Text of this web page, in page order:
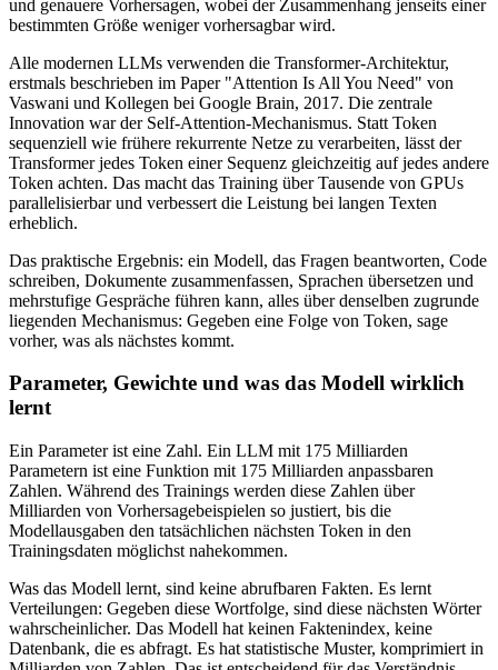
und genauere Vorhersagen, wobei der Zusammenhang jenseits einer
bestimmten Größe weniger vorhersagbar wird.
Alle modernen LLMs verwenden die Transformer-Architektur,
erstmals beschrieben im Paper "Attention Is All You Need" von
Vaswani und Kollegen bei Google Brain, 2017. Die zentrale
Innovation war der Self-Attention-Mechanismus. Statt Token
sequenziell wie frühere rekurrente Netze zu verarbeiten, lässt der
Transformer jedes Token einer Sequenz gleichzeitig auf jedes andere
Token achten. Das macht das Training über Tausende von GPUs
parallelisierbar und verbessert die Leistung bei langen Texten
erheblich.
Das praktische Ergebnis: ein Modell, das Fragen beantworten, Code
schreiben, Dokumente zusammenfassen, Sprachen übersetzen und
mehrstufige Gespräche führen kann, alles über denselben zugrunde
liegenden Mechanismus: Gegeben eine Folge von Token, sage
vorher, was als nächstes kommt.
Parameter, Gewichte und was das Modell wirklich
lernt
Ein Parameter ist eine Zahl. Ein LLM mit 175 Milliarden
Parametern ist eine Funktion mit 175 Milliarden anpassbaren
Zahlen. Während des Trainings werden diese Zahlen über
Milliarden von Vorhersagebeispielen so justiert, bis die
Modellausgaben den tatsächlichen nächsten Token in den
Trainingsdaten möglichst nahekommen.
Was das Modell lernt, sind keine abrufbaren Fakten. Es lernt
Verteilungen: Gegeben diese Wortfolge, sind diese nächsten Wörter
wahrscheinlicher. Das Modell hat keinen Faktenindex, keine
Datenbank, die es abfragt. Es hat statistische Muster, komprimiert in